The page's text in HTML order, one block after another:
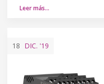
Leer más…
18 DIC. '19